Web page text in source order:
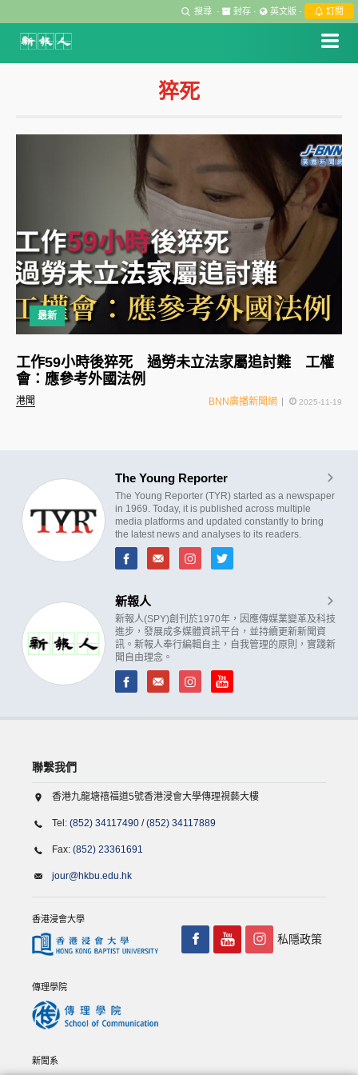
搜尋 · 封存 · 英文版 · 訂閱
猝死
最新
港聞
工作59小時後猝死 過勞未立法家屬追討難 工權
會：應參考外國法例
BNN廣播新聞網 2025-11-19
The Young Reporter
The Young Reporter (TYR) started as a newspaper
in 1969. Today, it is published across multiple
media platforms and updated constantly to bring
the latest news and analyses to its readers.
新報人
新報人(SPY)創刊於1970年，因應傳媒業變革及科技
進步，發展成多媒體資訊平台，並持續更新新聞資
訊。新報人奉行編輯自主，自我管理的原則，實踐新
聞自由理念。
聯繫我們
香港九龍塘禧福道5號香港浸會大學傳理視藝大樓
Tel: (852) 34117490 /(852) 34117889
Fax: (852) 23361691
jour@hkbu.edu.hk
香港浸會大學
傳理學院
新聞系
私隱政策